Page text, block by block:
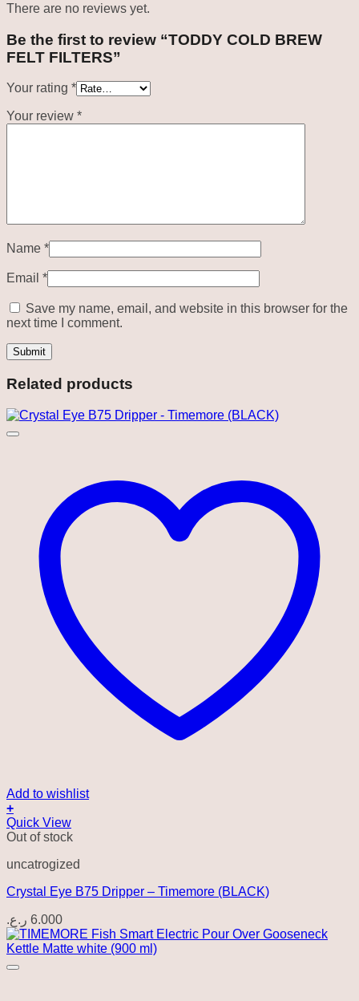
There are no reviews yet.
Be the first to review “TODDY COLD BREW
FELT FILTERS”
Your rating *
Your review *
Name *
Email *
Save my name, email, and website in this browser for the
next time I comment.
Related products
Add to wishlist
+
Quick View
Out of stock
uncatrogized
Crystal Eye B75 Dripper – Timemore (BLACK)
6.000 ر.ع.